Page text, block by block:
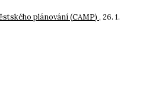
plánování (CAMP) , 26. 1.